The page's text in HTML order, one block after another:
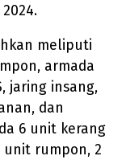
meliputi
armada
jaring insang,
dan
6 unit kerang
unit rumpon, 2